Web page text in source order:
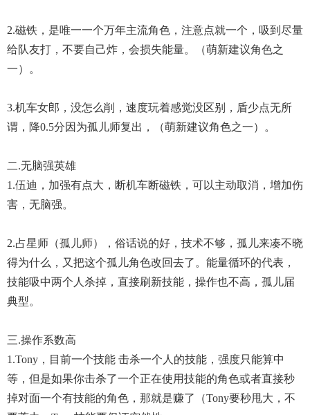
2.磁铁，是唯一一个万年主流角色，注意点就一个，吸到尽量
给队友打，不要自己炸，会损失能量。（萌新建议角色之
一）。
3.机车女郎，没怎么削，速度玩着感觉没区别，盾少点无所
谓，降0.5分因为孤儿师复出，（萌新建议角色之一）。
二.无脑强英雄
1.伍迪，加强有点大，断机车断磁铁，可以主动取消，增加伤
害，无脑强。
2.占星师（孤儿师），俗话说的好，技术不够，孤儿来凑不晓
得为什么，又把这个孤儿角色改回去了。能量循环的代表，
技能吸中两个人杀掉，直接刷新技能，操作也不高，孤儿届
典型。
三.操作系数高
1.Tony，目前一个技能 击杀一个人的技能，强度只能算中
等，但是如果你击杀了一个正在使用技能的角色或者直接秒
掉对面一个有技能的角色，那就是赚了（Tony要秒甩大，不